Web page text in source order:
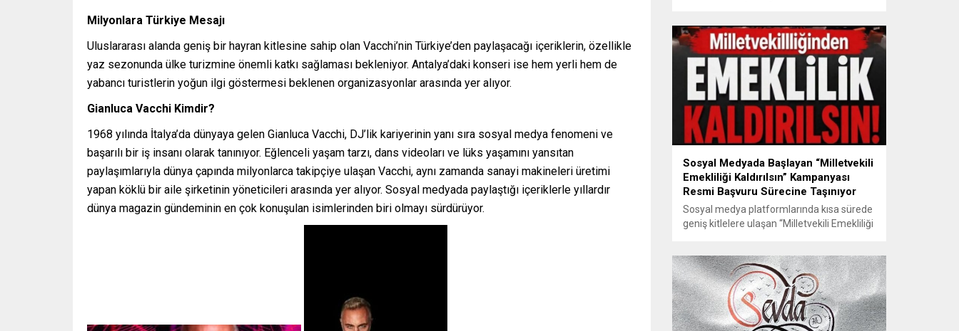
Milyonlara Türkiye Mesajı
Uluslararası alanda geniş bir hayran kitlesine sahip olan Vacchi’nin Türkiye’den paylaşacağı içeriklerin, özellikle
yaz sezonunda ülke turizmine önemli katkı sağlaması bekleniyor. Antalya’daki konseri ise hem yerli hem de
yabancı turistlerin yoğun ilgi göstermesi beklenen organizasyonlar arasında yer alıyor.
Gianluca Vacchi Kimdir?
1968 yılında İtalya’da dünyaya gelen Gianluca Vacchi, DJ’lik kariyerinin yanı sıra sosyal medya fenomeni ve
başarılı bir iş insanı olarak tanınıyor. Eğlenceli yaşam tarzı, dans videoları ve lüks yaşamını yansıtan
paylaşımlarıyla dünya çapında milyonlarca takipçiye ulaşan Vacchi, aynı zamanda sanayi makineleri üretimi
yapan köklü bir aile şirketinin yöneticileri arasında yer alıyor. Sosyal medyada paylaştığı içeriklerle yıllardır
dünya magazin gündeminin en çok konuşulan isimlerinden biri olmayı sürdürüyor.
Türkiye’de uluslararası hukuk boyutlarıyla
görüldü BURSA – Avusturya’da başlayan
ve Türkiye’de yaklaşık üç yıl boyunca
devam eden “Nazar Bebek” dosyasında
yargılama süreci tamamlandı. Bursa 3.
Aile...
Sosyal Medyada Başlayan “Milletvekili
Emekliliği Kaldırılsın” Kampanyası
Resmi Başvuru Sürecine Taşınıyor
Sosyal medya platformlarında kısa sürede
geniş kitlelere ulaşan “Milletvekili Emekliliği
vatandaşlar, milletvekillerine tanınan
emeklilik haklarının yeniden düzenlenmesi
talebiyle TBMM Dilekçe Komisyonu ve
Cumhurbaşkanlığı İletişim Merkezi
(CİMER) üzerinden resmi başvurular